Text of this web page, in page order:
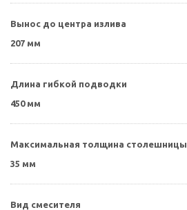
Вынос до центра излива
207 мм
Длина гибкой подводки
450 мм
Максимальная толщина столешницы
35 мм
Вид смесителя